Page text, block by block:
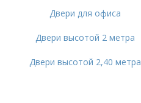
Двери для офиса
Двери высотой 2 метра
Двери высотой 2,40 метра